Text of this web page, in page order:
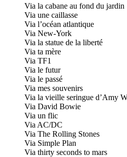
Via la cabane au fond du jardin
Via une caillasse
Via l’océan atlantique
Via New-York
Via la statue de la liberté
Via ta mère
Via TF1
Via le futur
Via le passé
Via mes souvenirs
Via la vieille seringue d’Amy
Via David Bowie
Via un flic
Via AC/DC
Via The Rolling Stones
Via Simple Plan
Via thirty seconds to mars